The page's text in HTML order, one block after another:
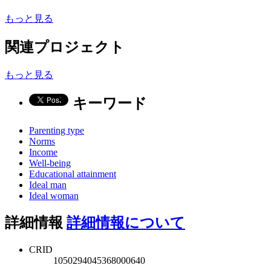
もっと見る
関連プロジェクト
もっと見る
キーワード
Parenting type
Norms
Income
Well-being
Educational attainment
Ideal man
Ideal woman
詳細情報 詳細情報について
CRID
1050294045368000640